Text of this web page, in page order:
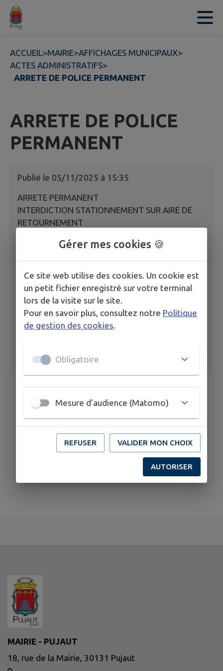
Contenu
ACCUEIL>MAIRIE>AFFICHAGES MUNICIPAUX>
ACTES ADMINISTRATIFS>
ARRETE DE POLICE PERMANENT
ARRETE DE POLICE
PERMANENT
Publié le 05/11/2025 à 15:35
ARRETE PERMANENT
INTERDICTION STATIONNEMENT SUR AIRE DE
RETOURNEMENT
ART_MA-POL-2025-031_CHEMIN DE LA
LUNE_INTERDICTION STATIONNEMENT
MAIRIE - PUJAUT
18, rue de la Mairie, 30131 Pujaut
Gérer mes cookies 🍪
Ce site web utilise des cookies. Un cookie est
un petit fichier enregistré sur votre terminal
lors de la visite sur le site.
Pour en savoir plus, consultez notre Politique
de gestion des cookies
Obligatoire
Mesure d'audience (Matomo)
REFUSER VALIDER MON CHOIX
AUTORISER